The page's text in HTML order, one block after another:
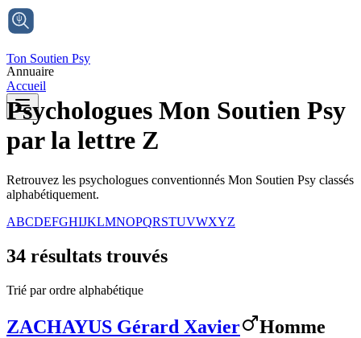
Ton Soutien Psy
Accueil
Annuaire
Psychologues Mon Soutien Psy
parla lettre Z
Retrouvez les psychologues conventionnés Mon Soutien Psy classés
alphabétiquement.
ABCDEFGHIJKLMNOPQRSTUVWXYZ
34 résultats trouvés
Trié par ordre alphabétique
ZACHAYUS Gérard Xavier Homme